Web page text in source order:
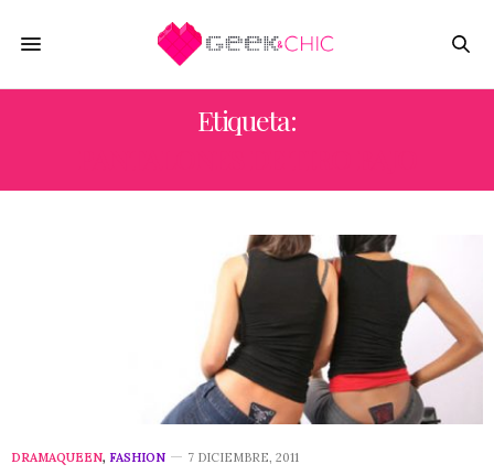
Etiqueta:
DRAMAQUEEN, FASHION 7 DICIEMBRE, 2011